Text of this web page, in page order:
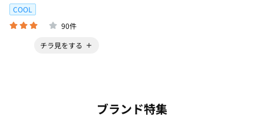
COOL
90件
チラ見をする
ブランド特集